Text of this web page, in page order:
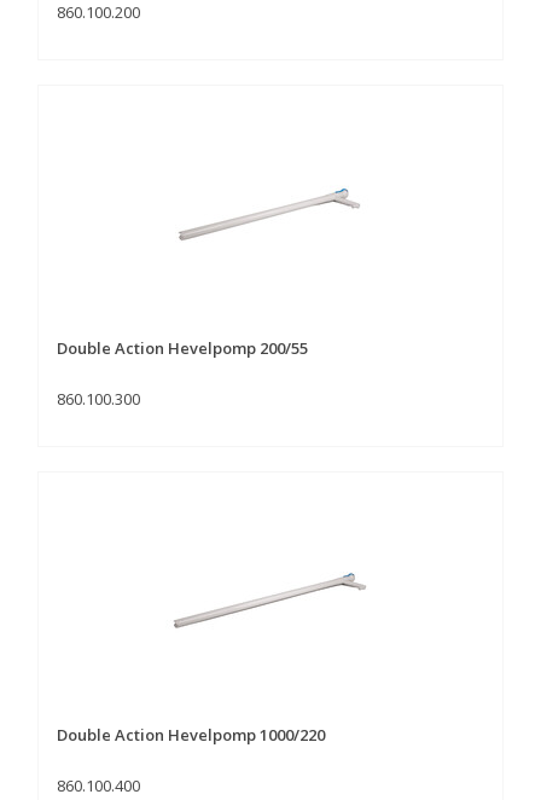
860.100.200
Double Action Hevelpomp 200/55
860.100.300
Double Action Hevelpomp 1000/220
860.100.400